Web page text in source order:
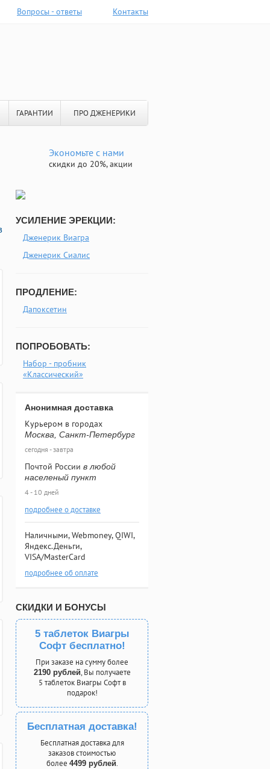
Вопросы - ответы Контакты
ГАРАНТИИ ПРО ДЖЕНЕРИКИ
Экономьте с нами
скидки до 20%, акции
УСИЛЕНИЕ ЭРЕКЦИИ:
Дженерик Виагра
Дженерик Сиалис
ПРОДЛЕНИЕ:
Дапоксетин
ПОПРОБОВАТЬ:
Набор - пробник
«Классический»
Анонимная доставка
Курьером в городах
Москва, Санкт-Петербург
сегодня - завтра
Почтой России в любой
населеный пункт
4 - 10 дней
подробнее о доставке
Наличными, Webmoney, QIWI,
Яндекс.Деньги,
VISA/MasterCard
подробнее об оплате
СКИДКИ И БОНУСЫ
5 таблеток Виагры
Софт бесплатно!
При заказе на сумму более
2190 рублей, Вы получаете
5 таблеток Виагры Софт в
подарок!
Бесплатная доставка!
Бесплатная доставка для
заказов стоимостью
более 4499 рублей.